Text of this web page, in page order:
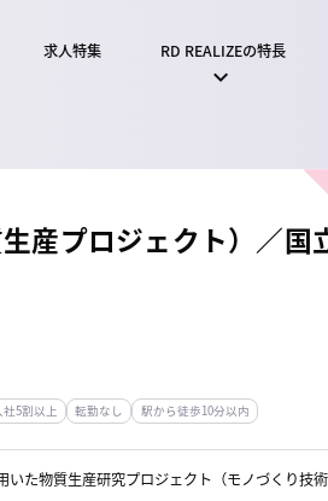
求人特集 RD REALIZEの特長
産プロジェクト）／国
社5割以上 転勤なし 駅から徒歩10分以内
た物質生産研究プロジェクト（モノづくり技術